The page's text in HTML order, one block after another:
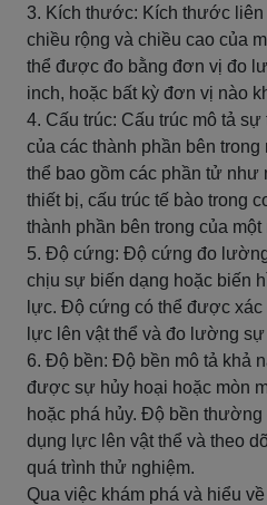
3. Kích thước: Kích thước liên
chiều rộng và chiều cao của
thể được đo bằng đơn vị đo
inch, hoặc bất kỳ đơn vị nào
4. Cấu trúc: Cấu trúc mô tả
của các thành phần bên trong
thể bao gồm các phần tử như
thiết bị, cấu trúc tế bào trong
thành phần bên trong của một
5. Độ cứng: Độ cứng đo
chịu sự biến dạng hoặc biến
lực. Độ cứng có thể được
lực lên vật thể và đo lường
6. Độ bền: Độ bền mô tả khả
được sự hủy hoại hoặc mòn
hoặc phá hủy. Độ bền
dụng lực lên vật thể và theo
quá trình thử nghiệm.
Qua việc khám phá và hiểu